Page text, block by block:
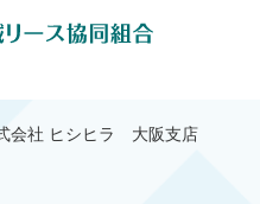
会社 ヒシヒラ 大阪支店